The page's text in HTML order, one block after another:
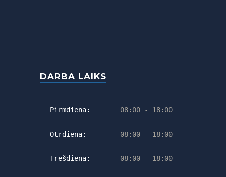
DARBA LAIKS
Pirmdiena: 08:00 - 18:00
Otrdiena: 08:00 - 18:00
Trešdiena: 08:00 - 18:00